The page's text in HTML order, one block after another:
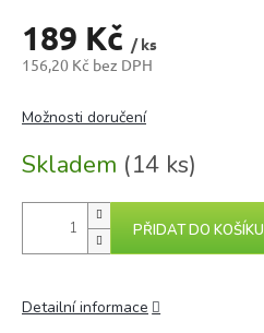
189 Kč / ks
156,20 Kč bez DPH
cena:
Skladem (14 ks)
Možnosti doručení
PŘIDAT DO KOŠÍKU
Detailní informace